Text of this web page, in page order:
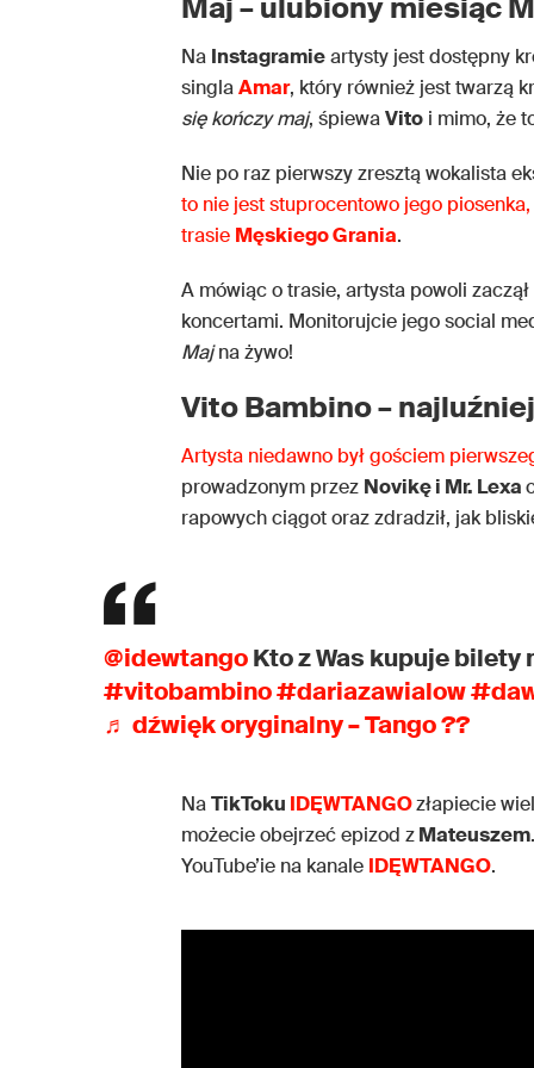
Na Instagramieartysty jest dostępny
singlaAmar, który również jest twarzą
się kończy maj, śpiewaVito i mimo, że
Nie po raz pierwszy zresztą wokalista
to nie jest stuprocentowo jego
trasie Męskiego Grania.
A mówiąc o trasie, artysta powoli
koncertami. Monitorujcie jego social
Majna żywo!
Vito Bambino –
Artysta niedawno był gościem
prowadzonym przez Novikę i Mr. Lexa
rapowych ciągot oraz zdradził, jak
@idewtangoKto z Was kupuje bilety
#vitobambino#dariazawialow
♬ dźwięk oryginalny – Tango ??
NaTikToku IDĘWTANGOzłapiecie
możecie obejrzeć epizod zMateuszem
YouTube’ie na kanale IDĘWTANGO.